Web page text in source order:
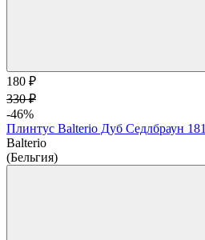
180 ₽
330 ₽
-46%
Плинтус Balterio Дуб Седлбраун 181
Balterio
(Бельгия)